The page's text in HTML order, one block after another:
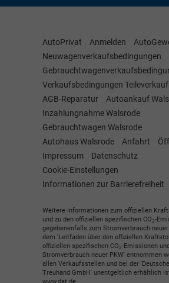
AutoPrivat Anmelden
Neuwagenverkaufsbedingungen
Verkaufsbedingungen Teileverkauf
AGB-Reparatur
Autoankauf
Inzahlungnahme Walsrode
Gebrauchtwagen Walsrode
Autohaus Walsrode
Anfahrt
Impressum
Datenschutz
Cookie-Einstellungen
Informationen zur Barrierefreiheit
Weitere Informationen zum offiziellen
und zu den offiziellen spezifischen CO2-
gegebenenfalls zum Stromverbrauch
dem 'Leitfaden über den offiziellen
offiziellen spezifischen CO2-Emissionen
Stromverbrauch neuer PKW' entnommen
allen Verkaufsstellen und bei der
Treuhand GmbH' unentgeltlich erhältlich
www.dat.de.